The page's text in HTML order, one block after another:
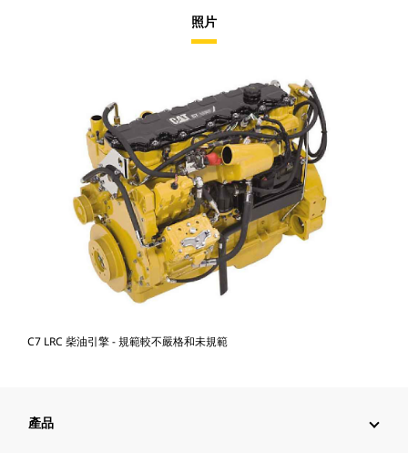
照片
C7 LRC 柴油引擎 - 規範較不嚴格和未規範
產品